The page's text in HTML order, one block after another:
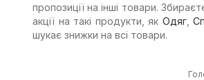
пропозиції на інші товари.
акції на такі продукти, як Одяг,
шукає знижки на всі товари.